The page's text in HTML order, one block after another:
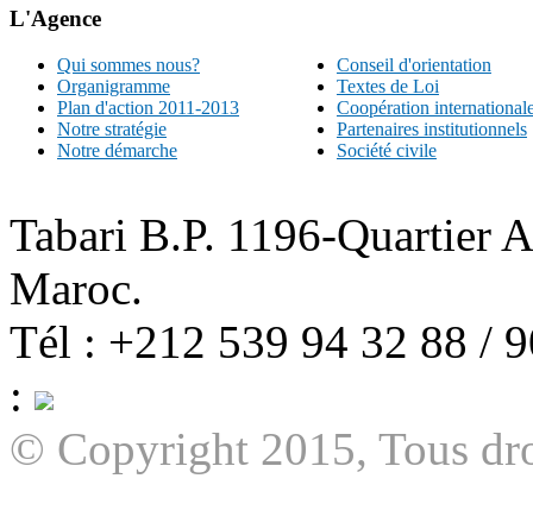
L'Agence
Qui sommes nous?
Organigramme
Plan d'action 2011-2013
Notre stratégie
Notre démarche
Conseil d'orientation
Textes de Loi
Coopération
Partenaires institutionnels
Société civile
Tabari B.P. 1196-Quartier
Maroc.
Tél : +212 539 94 32 88 /
:
© Copyright 2015, Tous